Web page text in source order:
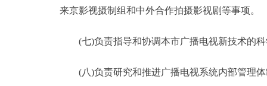
来京影视摄制组和中外合作拍摄影视剧等事项。
(七)负责指导和协调本市广播电视新技术的科
(八)负责研究和推进广播电视系统内部管理体